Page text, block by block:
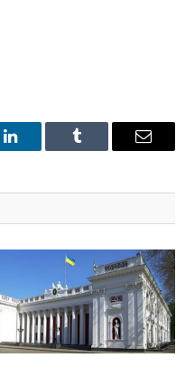
LinkedIn Tumblr Email